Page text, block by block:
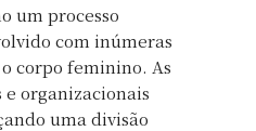
um processo
com inúmeras
corpo feminino. As
e organizacionais
uma divisão